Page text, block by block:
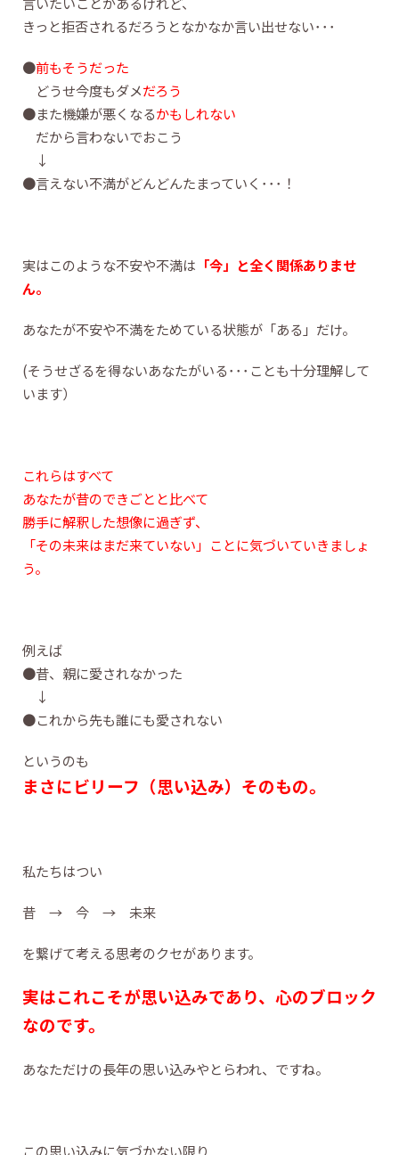
きっと拒否されるだろうとなかなか言い出せない･･･
●前もそうだった
どうせ今度もダメだろう
●また機嫌が悪くなるかもしれない
だから言わないでおこう
↓
●言えない不満がどんどんたまっていく･･･！
実はこのような不安や不満は 「今」と全く関係ありませ
ん。
あなたが不安や不満をためている状態が「ある」だけ。
(そうせざるを得ないあなたがいる･･･ことも十分理解して
います）
これらはすべて
あなたが昔のできごとと比べて
勝手に解釈した想像に過ぎず、
「その未来はまだ来ていない」ことに気づいていきましょ
う。
例えば
●昔、親に愛されなかった
↓
●これから先も誰にも愛されない
というのも
まさにビリーフ（思い込み）そのもの。
私たちはつい
昔 → 今 → 未来
を繋げて考える思考のクセがあります。
実はこれこそが思い込みであり、心のブロック
なのです。
あなただけの長年の思い込みやとらわれ、ですね。
この思い込みに気づかない限り